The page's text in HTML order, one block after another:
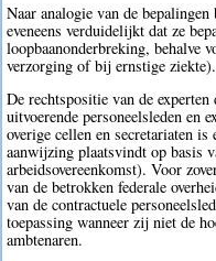
Naar analogie van de
eveneens verduidelijkt dat ze
loopbaanonderbreking, behalve
verzorging of bij ernstige ziekte).
De rechtspositie van de
uitvoerende personeelsleden en
overige cellen en secretariaten
aanwijzing plaatsvindt op basis
arbeidsovereenkomst). Voor
van de betrokken federale
van de contractuele
toepassing wanneer zij niet de
ambtenaren.